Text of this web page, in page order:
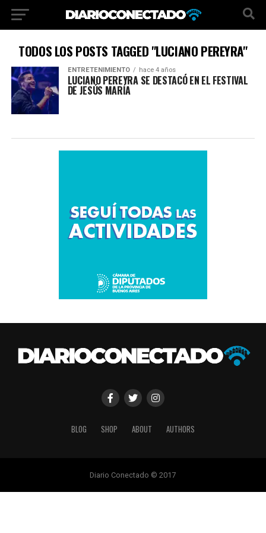
TODOS LOS POSTS TAGGED "LUCIANO PEREYRA"
ENTRETENIMIENTO hace 4 años
LUCIANO PEREYRA SE DESTACÓ EN EL FESTIVAL
DE JESÚS MARÍA
BLOG SHOP ABOUT AUTHORS
Diario Conectado © 2017